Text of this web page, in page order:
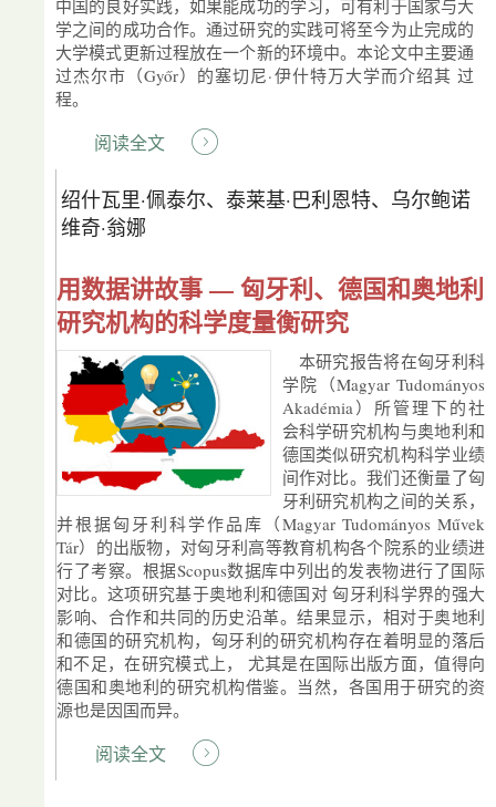
中国的良好实践，如果能成功的学习，可有利于国家与大
学之间的成功合作。通过研究的实践可将至今为止完成的
大学模式更新过程放在一个新的环境中。本论文中主要通
过杰尔市（Győr）的塞切尼·伊什特万大学而介绍其 过
程。
阅读全文
绍什瓦里·佩泰尔、泰莱基·巴利恩特、乌尔鲍诺
维奇·翁娜
用数据讲故事 — 匈牙利、德国和奥地利
研究机构的科学度量衡研究
本研究报告将在匈牙利科
学院（Magyar Tudományos
Akadémia）所管理下的社
会科学研究机构与奥地利和
德国类似研究机构科学业绩
间作对比。我们还衡量了匈
牙利研究机构之间的关系，
并根据匈牙利科学作品库（Magyar Tudományos Művek
Tár）的出版物，对匈牙利高等教育机构各个院系的业绩进
行了考察。根据Scopus数据库中列出的发表物进行了国际
对比。这项研究基于奥地利和德国对 匈牙利科学界的强大
影响、合作和共同的历史沿革。结果显示，相对于奥地利
和德国的研究机构，匈牙利的研究机构存在着明显的落后
和不足，在研究模式上， 尤其是在国际出版方面，值得向
德国和奥地利的研究机构借鉴。当然，各国用于研究的资
源也是因国而异。
阅读全文